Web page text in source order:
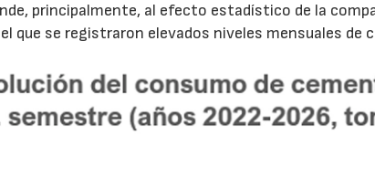
principalmente, al efecto estadístico de la
que se registraron elevados niveles mensuales de